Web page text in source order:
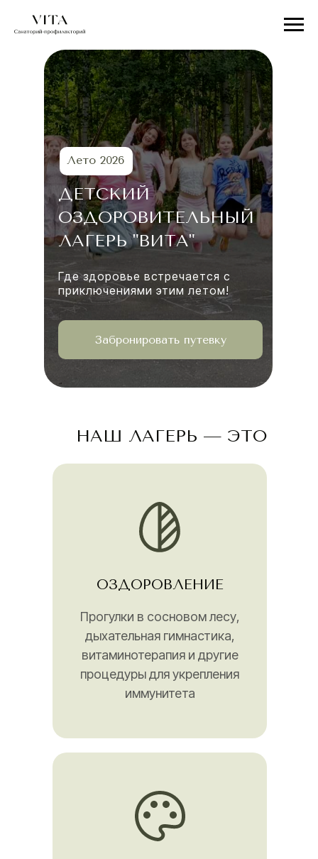
Где здоровье встречается с
приключениями этим летом!
Лето 2026
ДЕТСКИЙ
ОЗДОРОВИТЕЛЬНЫЙ
ЛАГЕРЬ "ВИТА"
Забронировать путевку
ОЗДОРОВЛЕНИЕ
Прогулки в сосновом лесу,
дыхательная гимнастика,
витаминотерапия и другие
процедуры для укрепления
иммунитета
НАШ ЛАГЕРЬ — ЭТО